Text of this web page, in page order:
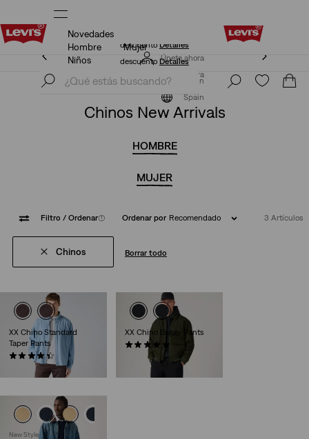
Envío gratis para nuestros miembros Levi’s® Red Tab™.
Detalles
Únete ahora
Spain
Novedades
Hombre
Mujer
Niños
Envío gratis para nuestros miembros Levi’s® Red Tab™.
Detalles
Únete ahora
Spain
Chinos New Arrivals
HOMBRE
MUJER
Filtro / Ordenar(1) Ordenar por Recomendado 3 Artículos
Chinos Borrar todo
XX Chino Standard
Taper Pants
(553)
89,00 €
XX Chino Baggy Pants
110,00 €
New Style